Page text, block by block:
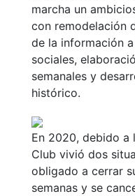
marcha un
con remodelación
de la información
sociales,
semanales y
histórico.
En 2020, debido a
Club vivió dos
obligado a cerrar
semanas y se